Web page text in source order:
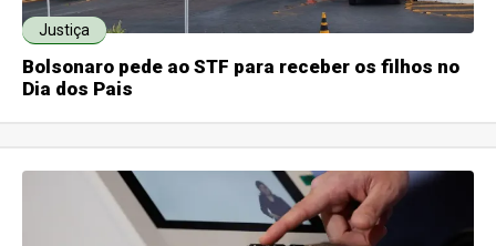
Justiça
Bolsonaro pede ao STF para receber os filhos no
Dia dos Pais